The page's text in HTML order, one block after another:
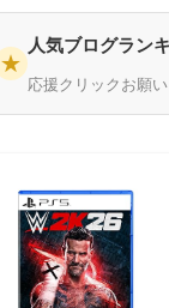
★
人気ブログラン
応援クリックお願い